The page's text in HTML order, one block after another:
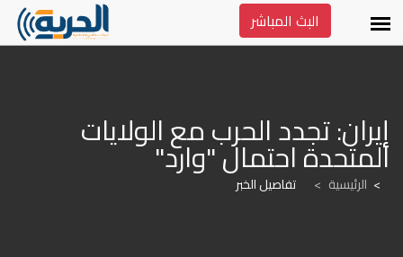
البث المباشر
المتحدة احتمال "وارد"
الرئيسية > تفاصيل الخبر